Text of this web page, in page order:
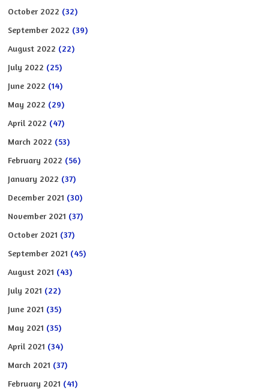
October 2022 (32)
September 2022 (39)
August 2022 (22)
July 2022 (25)
June 2022 (14)
May 2022 (29)
April 2022 (47)
March 2022 (53)
February 2022 (56)
January 2022 (37)
December 2021 (30)
November 2021 (37)
October 2021 (37)
September 2021 (45)
August 2021 (43)
July 2021 (22)
June 2021 (35)
May 2021 (35)
April 2021 (34)
March 2021 (37)
February 2021 (41)